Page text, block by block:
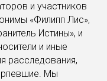
и участников
«Филипп Лис»,
Истины», и
и иные
расследования,
Мы